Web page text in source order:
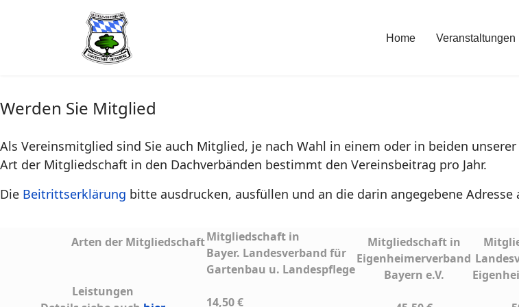
Home Veranstaltungen
Werden Sie Mitglied
Als Vereinsmitglied sind Sie auch Mitglied, je nach Wahl in einem oder in beiden
Art der Mitgliedschaft in den Dachverbänden bestimmt den Vereinsbeitrag pro Jahr.
Die Beitrittserklärung bitte ausdrucken, ausfüllen und an die darin angegebene Adresse
Arten der Mitgliedschaft
Leistungen
Mitgliedschaft in
Bayer. Landesverband für
Gartenbau u. Landespflege
14,50 €
Mitgliedschaft in
Eigenheimerverband
Bayern e.V.